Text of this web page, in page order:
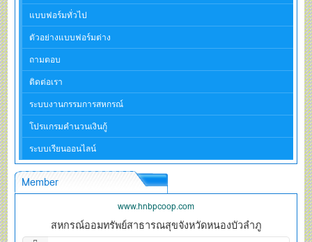
แบบฟอร์มทั่วไป
ตัวอย่างแบบฟอร์มต่าง
ถามตอบ
ติดต่อเรา
ระบบงานกรรมการสหกรณ์
โปรแกรมคำนวนเงินกู้
ระบบเรียนออนไลน์
Member
www.hnbpcoop.com
สหกรณ์ออมทรัพย์สาธารณสุขจังหวัดหนองบัวลำภู